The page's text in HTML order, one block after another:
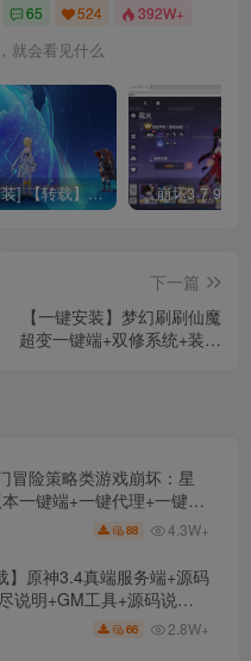
65 524 392W+
就会看见什么
[一键安装] 【转载】原神3.4真端服务端+源码+配套客户端+详尽说明+GM工具+源码说明文件
下一篇
【一键安装】梦幻刷刷仙魔
超变一键端+双修系统+装备
冒险策略类游戏崩坏：星
一键端+一键代理+一键启
88 4.3W+
】原神3.4真端服务端+源码
说明+GM工具+源码说明
66 2.8W+